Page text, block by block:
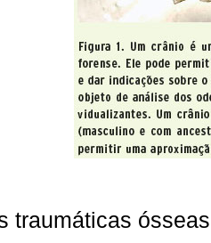
traumáticas